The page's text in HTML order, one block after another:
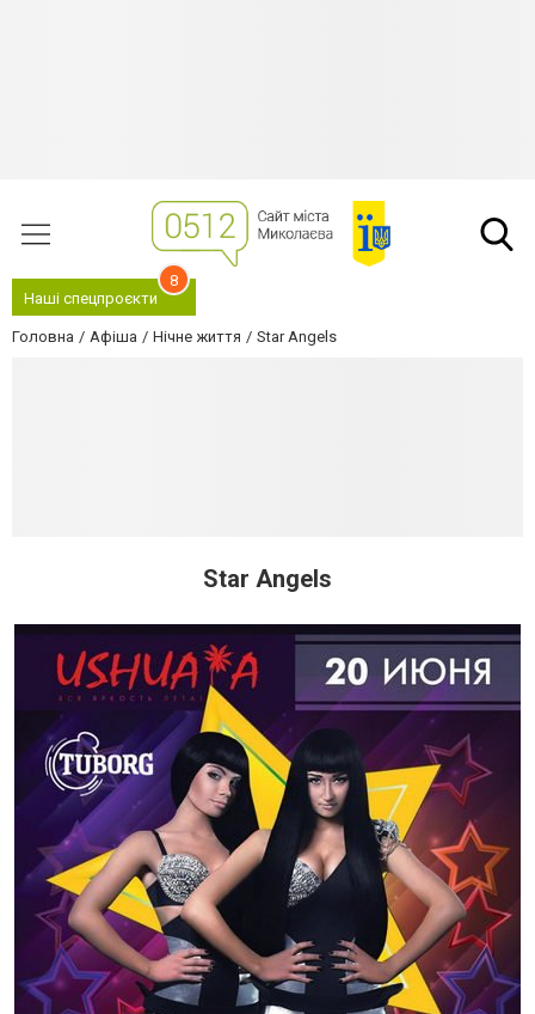
Наші спецпроєкти
8
Головна Афіша Нічне життя Star Angels
Star Angels